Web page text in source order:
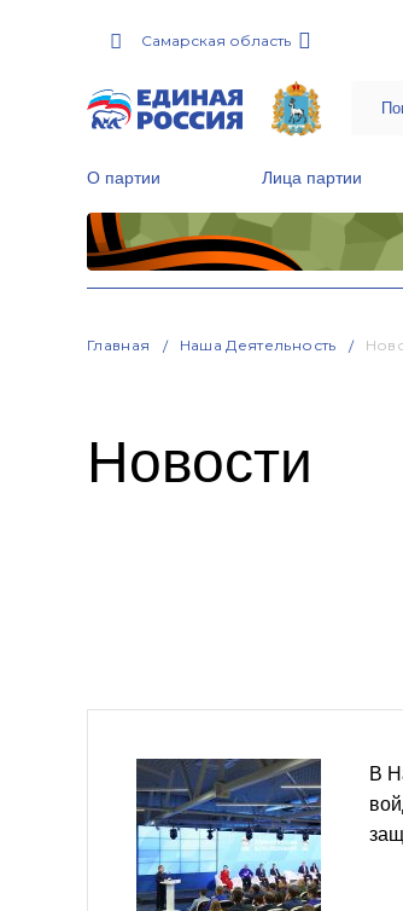
Самарская область
О партии Лица партии
Главная Наша Деятельность
Новости
В